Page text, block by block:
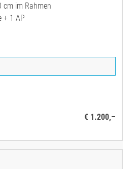
cm im Rahmen
+ 1 AP
€ 1.200,–